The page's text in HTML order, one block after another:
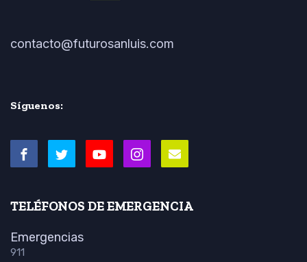
contacto@futurosanluis.com
Síguenos:
TELÉFONOS DE EMERGENCIA
Emergencias
911